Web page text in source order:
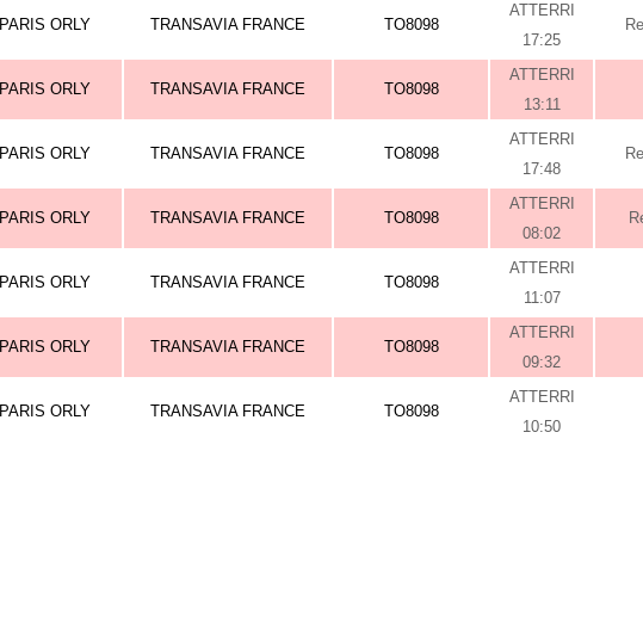
PARIS ORLY TRANSAVIA FRANCE TO8098
ATTERRI
17:25
PARIS ORLY TRANSAVIA FRANCE TO8098
ATTERRI
13:11
PARIS ORLY TRANSAVIA FRANCE TO8098
ATTERRI
17:48
PARIS ORLY TRANSAVIA FRANCE TO8098
ATTERRI
08:02
PARIS ORLY TRANSAVIA FRANCE TO8098
ATTERRI
11:07
PARIS ORLY TRANSAVIA FRANCE TO8098
ATTERRI
09:32
PARIS ORLY TRANSAVIA FRANCE TO8098
ATTERRI
10:50